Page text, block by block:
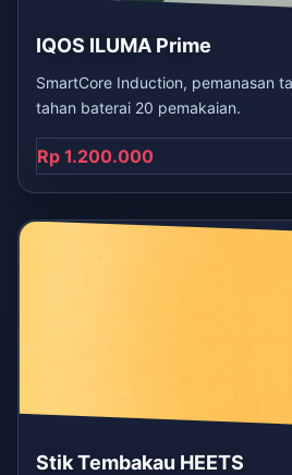
IQOS ILUMA Prime
SmartCore Induction, pemanasan
tahan baterai 20 pemakaian.
Rp 1.200.000
Stik Tembakau HEETS